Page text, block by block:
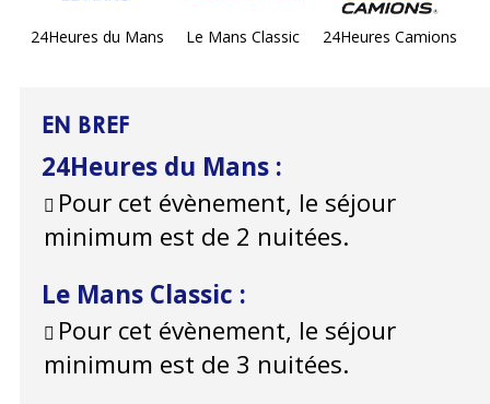
24Heures du Mans Le Mans Classic 24Heures Camions
EN BREF
24Heures du Mans :
Pour cet évènement, le séjour
minimum est de 2 nuitées.
Le Mans Classic :
Pour cet évènement, le séjour
minimum est de 3 nuitées.